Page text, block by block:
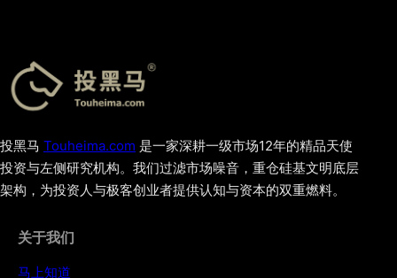
投黑马 Touheima.com 是一家深耕一级市场12年的精品天使
投资与左侧研究机构。我们过滤市场噪音，重仓硅基文明底层
架构，为投资人与极客创业者提供认知与资本的双重燃料。
关于我们
马上知道